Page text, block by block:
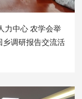
中心 农学会举
乡调研报告交流活